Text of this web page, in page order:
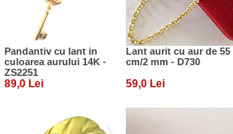
Pandantiv cu lant in
culoarea aurului 14K -
ZS2251
Lant aurit cu aur de 55
cm/2 mm - D730
89,0 Lei 59,0 Lei